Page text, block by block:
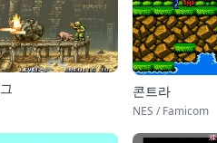
콘트라
NES / Famicom